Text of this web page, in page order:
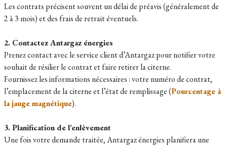
Les contrats précisent souvent un délai de préavis (généralement de
2 à 3 mois) et des frais de retrait éventuels.
2. Contactez Antargaz énergies
Prenez contact avec le service client d’Antargaz pour notifier votre
souhait de résilier le contrat et faire retirer la citerne.
Fournissez les informations nécessaires : votre numéro de contrat,
l’emplacement de la citerne et l’état de remplissage (Pourcentage à
la jauge magnétique).
3. Planification de l’enlèvement
Une fois votre demande traitée, Antargaz énergies planifiera une